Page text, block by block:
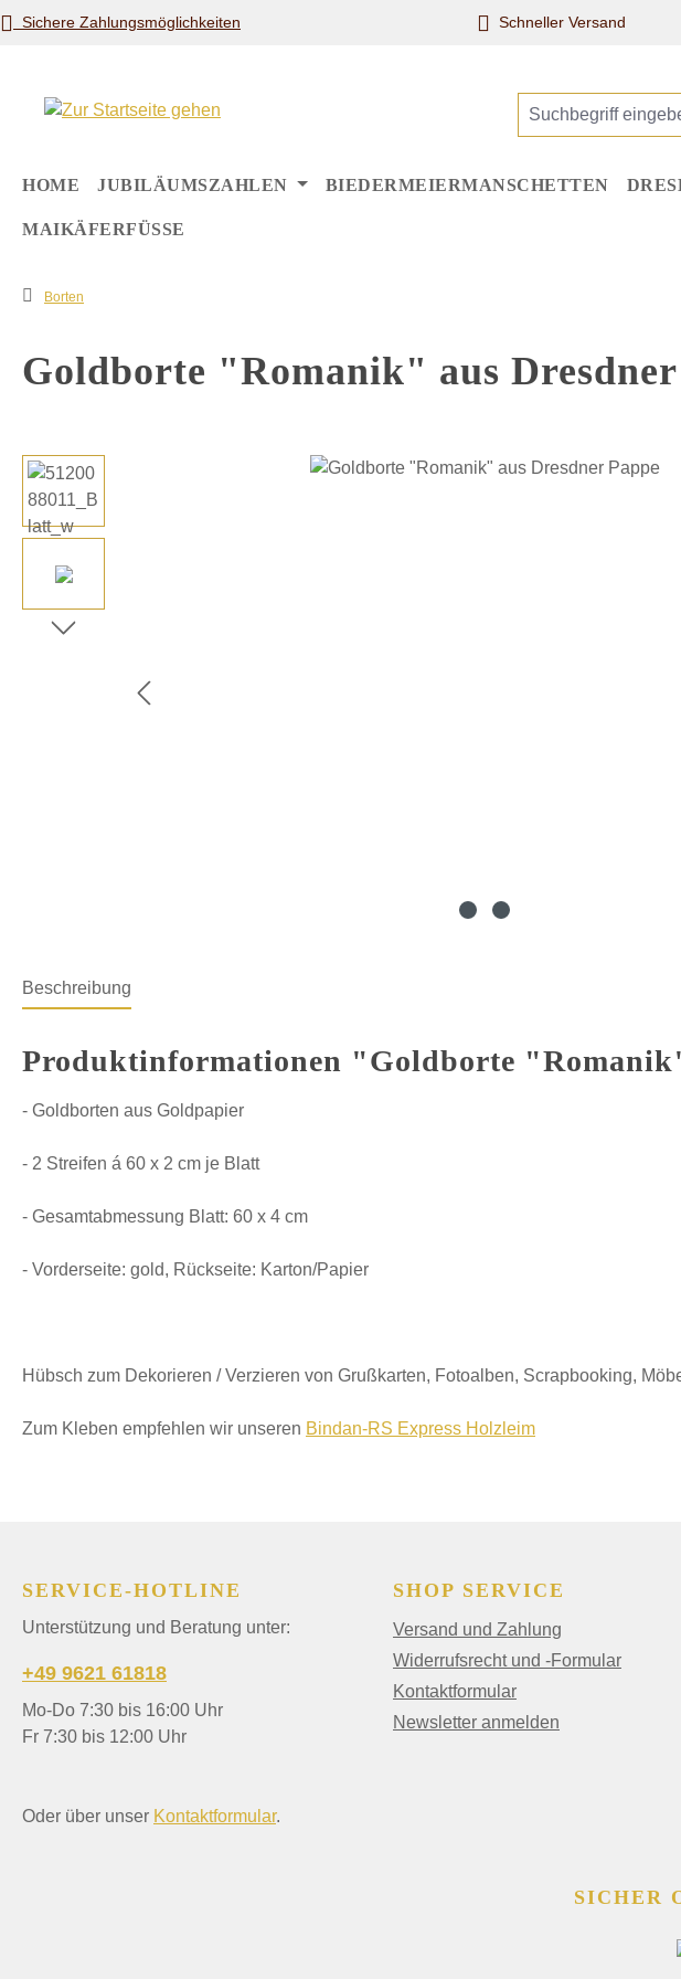
Hauptinhalt springen
Zur Suche springen
Zur Hauptnavigation springen
Sichere Zahlungsmöglichkeiten Schneller Versand
HOME JUBILÄUMSZAHLEN BIEDERMEIERMANSCHETTEN
MAIKÄFERFÜSSE
Borten
Goldborte "Romanik" aus Dresdner
Bildergalerie überspringen
Beschreibung
Produktinformationen "Goldborte
- Goldborten aus Goldpapier
- 2 Streifen á 60 x 2 cm je Blatt
- Gesamtabmessung Blatt: 60 x 4 cm
- Vorderseite: gold, Rückseite: Karton/Papier
Hübsch zum Dekorieren / Verzieren von Grußkarten, Fotoalben, Scrapbooking,
Zum Kleben empfehlen wir unseren Bindan-RS Express Holzleim
SERVICE-HOTLINE
Unterstützung und Beratung unter:
+49 9621 61818
Mo-Do 7:30 bis 16:00 Uhr
Fr 7:30 bis 12:00 Uhr
Oder über unser Kontaktformular.
SHOP SERVICE
Versand und Zahlung
Widerrufsrecht und -Formular
Kontaktformular
Newsletter anmelden
SICHER